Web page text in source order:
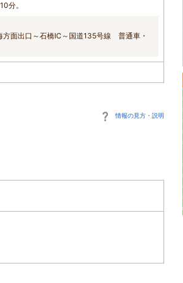
分。
方面出口～石橋IC～国道135号線 普通車・
情報の見方・説明